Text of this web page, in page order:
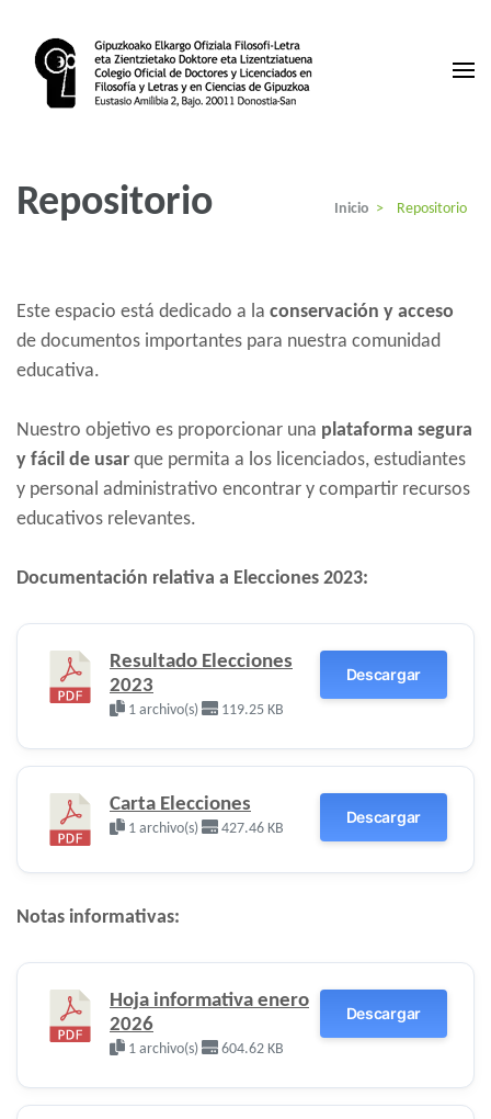
contenido
(presiona
Intro)
Repositorio Inicio > Repositorio
Este espacio está dedicado a la conservación y acceso
de documentos importantes para nuestra comunidad
educativa.
Nuestro objetivo es proporcionar una plataforma segura
y fácil de usar que permita a los licenciados, estudiantes
y personal administrativo encontrar y compartir recursos
educativos relevantes.
Documentación relativa a Elecciones 2023:
Resultado Elecciones
2023
1 archivo(s) 119.25 KB
Descargar
Carta Elecciones
1 archivo(s) 427.46 KB
Descargar
Notas informativas:
Hoja informativa enero
2026
1 archivo(s) 604.62 KB
Descargar